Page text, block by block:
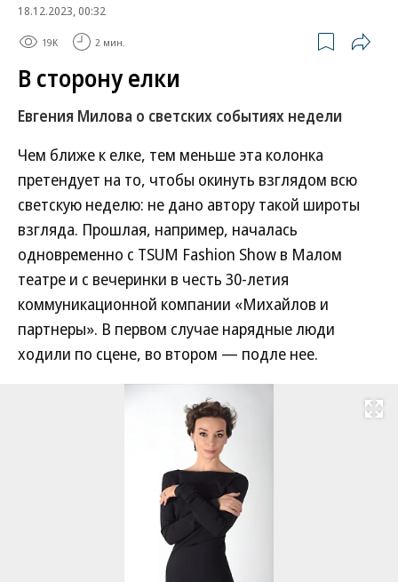
18.12.2023, 00:32
19K 2 мин.
В сторону елки
Евгения Милова о светских событиях недели
Чем ближе к елке, тем меньше эта колонка
претендует на то, чтобы окинуть взглядом всю
светскую неделю: не дано автору такой широты
взгляда. Прошлая, например, началась
одновременно с TSUM Fashion Show в Малом
театре и с вечеринки в честь 30-летия
коммуникационной компании «Михайлов и
партнеры». В первом случае нарядные люди
ходили по сцене, во втором — подле нее.
Развернуть